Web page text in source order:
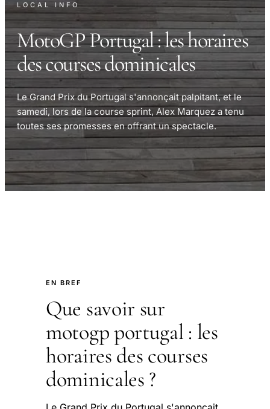
LOCAL INFO
MotoGP Portugal : les horaires
des courses dominicales
Le Grand Prix du Portugal s'annonçait palpitant, et le
samedi, lors de la course sprint, Alex Marquez a tenu
toutes ses promesses en offrant un spectacle.
EN BREF
Que savoir sur
motogp portugal : les
horaires des courses
dominicales ?